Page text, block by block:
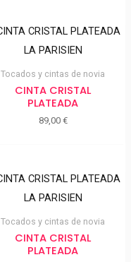
Tocados y cintas de novia
CINTA CRISTAL
PLATEADA
89,00 €
Tocados y cintas de novia
CINTA CRISTAL
PLATEADA